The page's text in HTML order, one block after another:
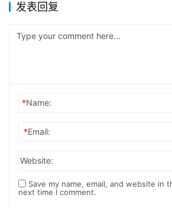
发表回复
*Name:
*Email:
Website:
Save my name, email, and website in
next time I comment.